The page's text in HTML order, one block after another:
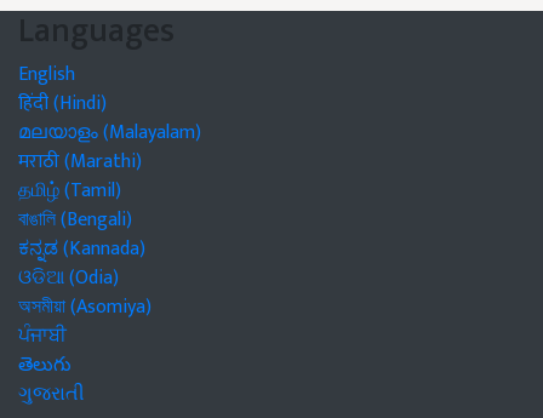
Languages
English
हिंदी (Hindi)
മലയാളം (Malayalam)
मराठी (Marathi)
தமிழ் (Tamil)
বাঙালি (Bengali)
ಕನ್ನಡ (Kannada)
ଓଡିଆ (Odia)
অসমীয়া (Asomiya)
ਪੰਜਾਬੀ
తెలుగు
ગુજરાતી